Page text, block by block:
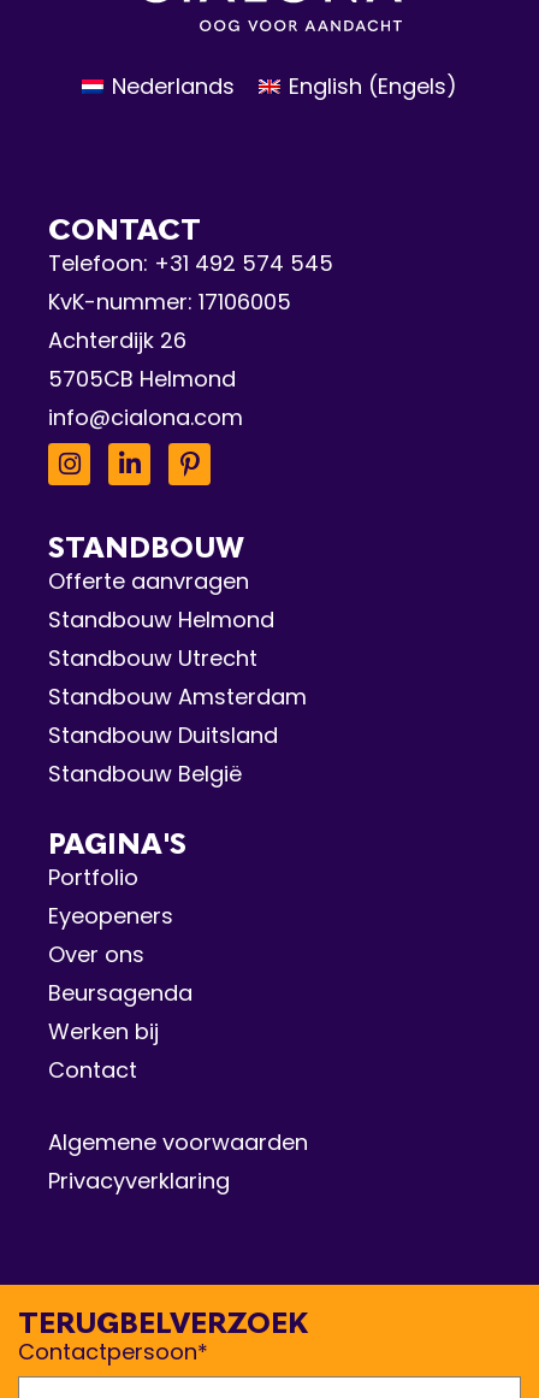
Nederlands English (Engels)
CONTACT
Telefoon: +31 492 574 545
KvK-nummer: 17106005
Achterdijk 26
5705CB Helmond
info@cialona.com
STANDBOUW
Offerte aanvragen
Standbouw Helmond
Standbouw Utrecht
Standbouw Amsterdam
Standbouw Duitsland
Standbouw België
PAGINA'S
Portfolio
Eyeopeners
Over ons
Beursagenda
Werken bij
Contact
Algemene voorwaarden
Privacyverklaring
TERUGBELVERZOEK
Contactpersoon*